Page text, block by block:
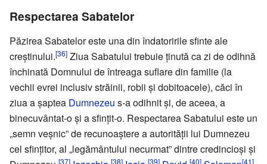
Respectarea Sabatelor
Păzirea Sabatelor este una din îndatoririle sfinte ale
creștinului.[36] Ziua Sabatului trebuie ținută ca zi de odihnă
închinată Domnului de întreaga suflare din familie (la
vechii evrei inclusiv străinii, robii și dobitoacele), căci în
ziua a șaptea Dumnezeu s-a odihnit și, de aceea, a
binecuvântat-o și a sfințit-o. Respectarea Sabatului este un
„semn veșnic” de recunoaștere a autorității lui Dumnezeu
cel sfințitor, al „legământului necurmat” dintre credincioși și
[37] [38] [39] [40] [41]